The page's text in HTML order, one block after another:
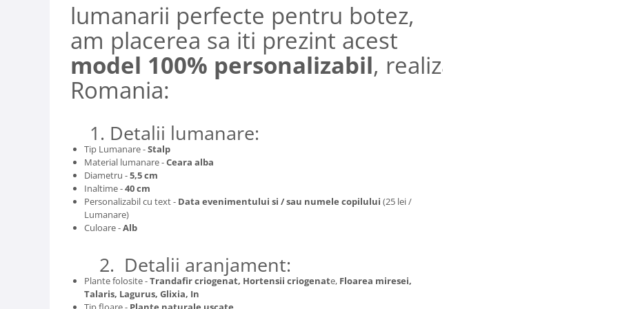
lumanarii perfecte pentru botez,
am placerea sa iti prezint acest
model 100% personalizabil, realizat in
Romania:
1. Detalii lumanare:
Tip Lumanare -Stalp
Material lumanare -Ceara alba
Diametru -5,5 cm
Inaltime -40cm
Personalizabil cu text - Data evenimentului si / sau numele copilului (25 lei /
Lumanare)
Culoare -Alb
2. Detalii aranjament:
Plante folosite -Trandafir criogenat, Hortensii criogenate, Floarea miresei,
Talaris, Lagurus, Glixia, In